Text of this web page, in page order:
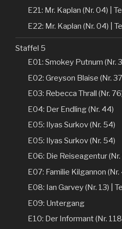
E21: Mr. Kaplan (Nr. 04) |
E22: Mr. Kaplan (Nr. 04) |
Staffel 5
E01: Smokey Putnum (Nr.
E02: Greyson Blaise (Nr.
E03: Rebecca Thrall (Nr.
E04: Der Endling (Nr. 44)
E05: Ilyas Surkov (Nr. 54)
E05: Ilyas Surkov (Nr. 54)
E06: Die Reiseagentur
E07: Familie Kilgannon (Nr.
E08: Ian Garvey (Nr. 13) |
E09: Untergang
E10: Der Informant (Nr.